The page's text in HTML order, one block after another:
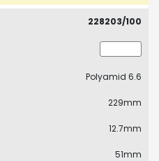
228203/100
Polyamid 6.6
229mm
12.7mm
51mm